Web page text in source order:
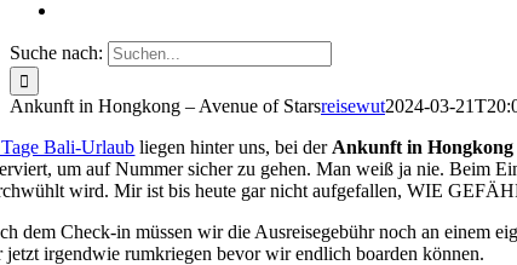
Suche nach:
Ankunft in Hongkong – Avenue of Starsreisewut2024-03-
Bali-Urlaub liegen hinter uns, bei der Ankunft in Hongkong
um auf Nummer sicher zu gehen. Man weiß ja nie. Beim
wird. Mir ist bis heute gar nicht aufgefallen, WIE
dem Check-in müssen wir die Ausreisegebühr noch an einem
jetzt irgendwie rumkriegen bevor wir endlich boarden können.